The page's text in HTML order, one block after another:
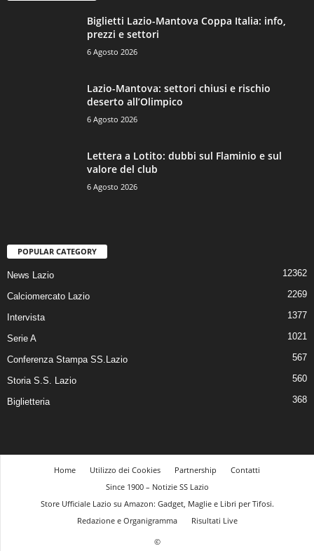
Biglietti Lazio-Mantova Coppa Italia: info,
prezzi e settori
6 Agosto 2026
Lazio-Mantova: settori chiusi e rischio
deserto all’Olimpico
6 Agosto 2026
Lettera a Lotito: dubbi sul Flaminio e sul
valore del club
6 Agosto 2026
POPULAR CATEGORY
News Lazio 12362
Calciomercato Lazio 2269
Intervista 1377
Serie A 1021
Conferenza Stampa SS.Lazio 567
Storia S.S. Lazio 560
Biglietteria 368
Home Utilizzo dei Cookies Partnership
Contatti
Since 1900 – Notizie SS Lazio
Store Ufficiale Lazio su Amazon: Gadget, Maglie e Libri per Tifosi.
Redazione e Organigramma
Risultati Live
©